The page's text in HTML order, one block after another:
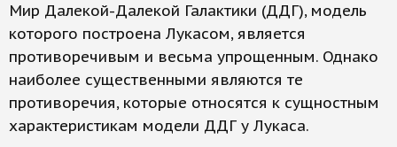
Мир Далекой-Далекой Галактики (ДДГ), модель
которого построена Лукасом, является
противоречивым и весьма упрощенным. Однако
наиболее существенными являются те
противоречия, которые относятся к сущностным
характеристикам модели ДДГ у Лукаса.